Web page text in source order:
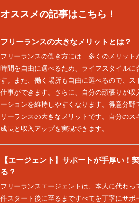
オススメの記事はこちら！
フリーランスの大きなメリットとは？
フリーランスの働き方には、多くのメリット
時間を自由に選べるため、ライフスタイルに
す。また、働く場所も自由に選べるので、ス
仕事ができます。さらに、自分の頑張りが収
ーションを維持しやすくなります。得意分野
リーランスの大きなメリットです。自分のス
成長と収入アップを実現できます。
【エージェント】サポートが手厚い！
る？
フリーランスエージェントは、本人に代わっ
件スタート後に至るまですべてを丁寧にサポ